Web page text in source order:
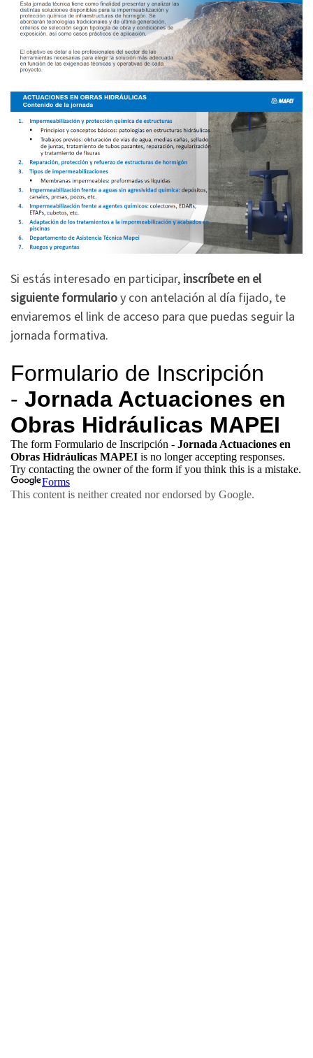
Si estás interesado en participar, inscríbete en el
siguiente formularioy con antelación al día fijado, te
enviaremos el link de acceso para que puedas seguir la
jornada formativa.